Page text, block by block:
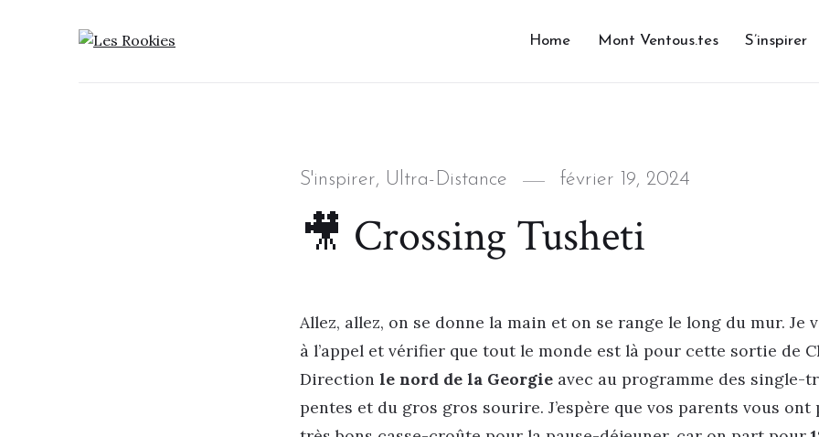
LES ROOKIES Home Mont Ventous.tes S’inspirer
Categories
S'inspirer, Ultra-Distance
Posted
février 19, 2024
🎥 Crossing Tusheti
Allez, allez, on se donne la main et on se range le long du mur. Je
à l’appel et vérifier que tout le monde est là pour cette sortie de
Direction le nord de la Georgie avec au programme des single-
pentes et du gros gros sourire. J’espère que vos parents vous ont